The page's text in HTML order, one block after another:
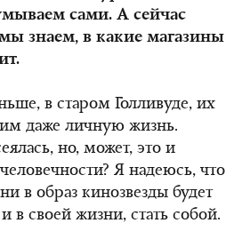
сами. А сейчас
знаем, в какие магазины
.
в старом Голливуде, их
даже личную жизнь.
но, может, это и
Я надеюсь, что
в образ кинозвезды будет
в своей жизни, стать собой.